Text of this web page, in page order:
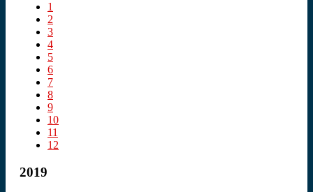
1
2
3
4
5
6
7
8
9
10
11
12
2019